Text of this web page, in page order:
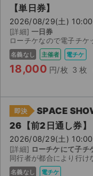
【単日券】
2026/08/29(土) 10:00
[詳細] 一日券
ローチケなので電子チケット受
名義なし 主催者 電チケ
18,000 円/枚 3 枚
即決
SPACE
26【前2日通し券】
2026/08/29(土) 10:00
[詳細] ローチケにて子チ
同行者が都合により行けなくなってしまった為、ローチケの
名義なし 電チケ